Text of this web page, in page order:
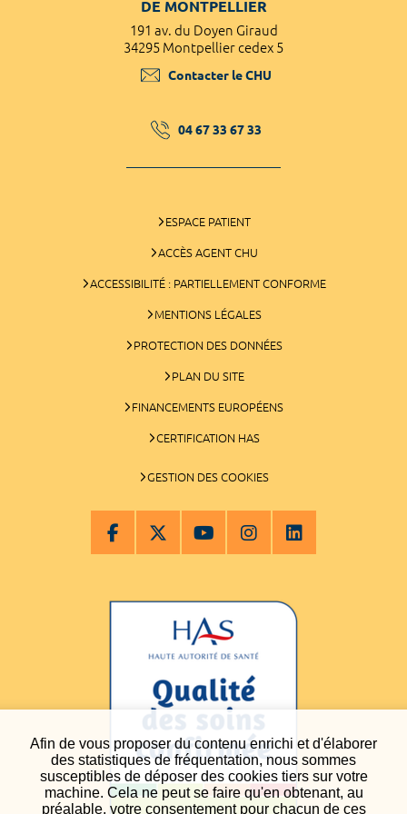
Afin de vous proposer du contenu enrichi et d'élaborer
des statistiques de fréquentation, nous sommes
susceptibles de déposer des cookies tiers sur votre
machine. Cela ne peut se faire qu'en obtenant, au
préalable, votre consentement pour chacun de ces
DE MONTPELLIER
191 av. du Doyen Giraud
34295 Montpellier cedex 5
Contacter le CHU
04 67 33 67 33
ESPACE PATIENT
ACCÈS AGENT CHU
ACCESSIBILITÉ : PARTIELLEMENT CONFORME
MENTIONS LÉGALES
PROTECTION DES DONNÉES
PLAN DU SITE
FINANCEMENTS EUROPÉENS
CERTIFICATION HAS
GESTION DES COOKIES